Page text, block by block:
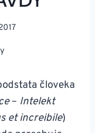
človeka
– Intelekt
et increibile)